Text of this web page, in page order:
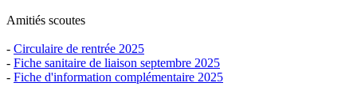
Amitiés scoutes
- Circulaire de rentrée 2025
- Fiche sanitaire de liaison septembre 2025
- Fiche d'information complémentaire 2025